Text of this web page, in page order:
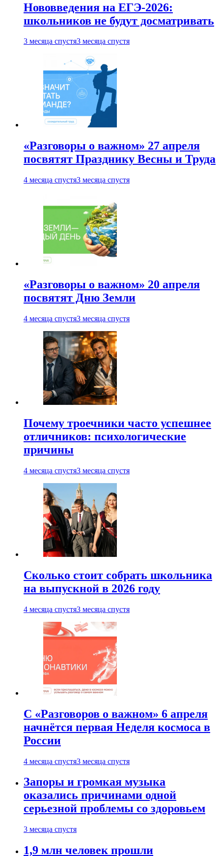
Нововведения на ЕГЭ-2026:
школьников не будут досматривать
3 месяца спустя3 месяца спустя
«Разговоры о важном» 27 апреля
посвятят Празднику Весны и Труда
4 месяца спустя3 месяца спустя
«Разговоры о важном» 20 апреля
посвятят Дню Земли
4 месяца спустя3 месяца спустя
Почему троечники часто успешнее
отличников: психологические
причины
4 месяца спустя3 месяца спустя
Сколько стоит собрать школьника
на выпускной в 2026 году
4 месяца спустя3 месяца спустя
С «Разговоров о важном» 6 апреля
начнётся первая Неделя космоса в
России
4 месяца спустя3 месяца спустя
Запоры и громкая музыка
оказались причинами одной
серьезной проблемы со здоровьем
3 месяца спустя
1,9 млн человек прошли